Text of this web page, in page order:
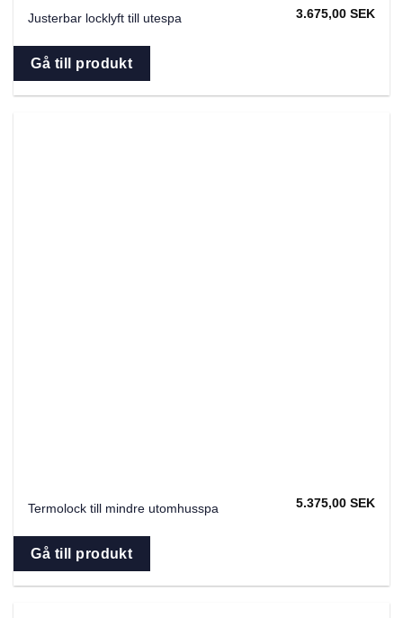
Justerbar locklyft till utespa 3.675,00SEK
Gå till produkt
Termolock till mindre utomhusspa 5.375,00SEK
Gå till produkt